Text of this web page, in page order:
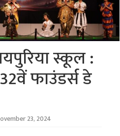
स्कूल :
फाउंडर्स डे
23, 2024